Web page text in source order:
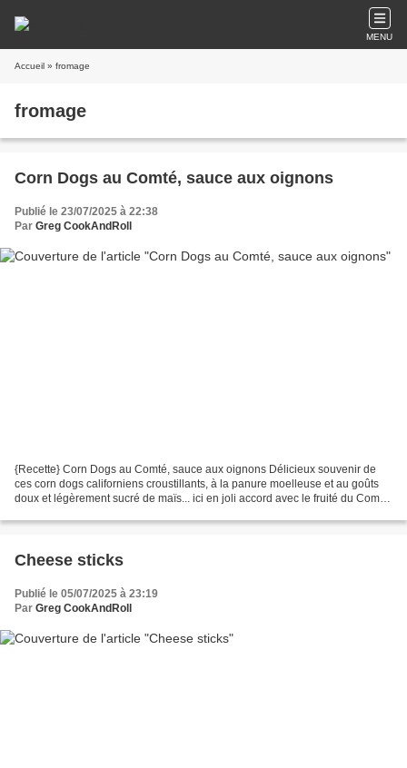
MENU
Accueil » fromage
fromage
Corn Dogs au Comté, sauce aux oignons
Publié le 23/07/2025 à 22:38
Par Greg CookAndRoll
{Recette} Corn Dogs au Comté, sauce aux oignons Délicieux souvenir de
ces corn dogs californiens croustillants, à la panure moelleuse et au goûts
doux et légèrement sucré de maïs... ici en joli accord avec le fruité du Comté
Cheese sticks
Publié le 05/07/2025 à 23:19
Par Greg CookAndRoll